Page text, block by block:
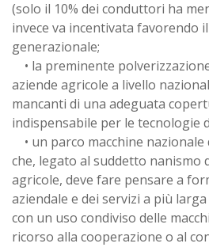
(solo il 10% dei conduttori ha
invece va incentivata favorendo
generazionale;
• la preminente
aziende agricole a livello
mancanti di una adeguata
indispensabile per le tecnologie
• un parco macchine
che, legato al suddetto nanismo
agricole, deve fare pensare a
aziendale e dei servizi a più
con un uso condiviso delle
ricorso alla cooperazione o al